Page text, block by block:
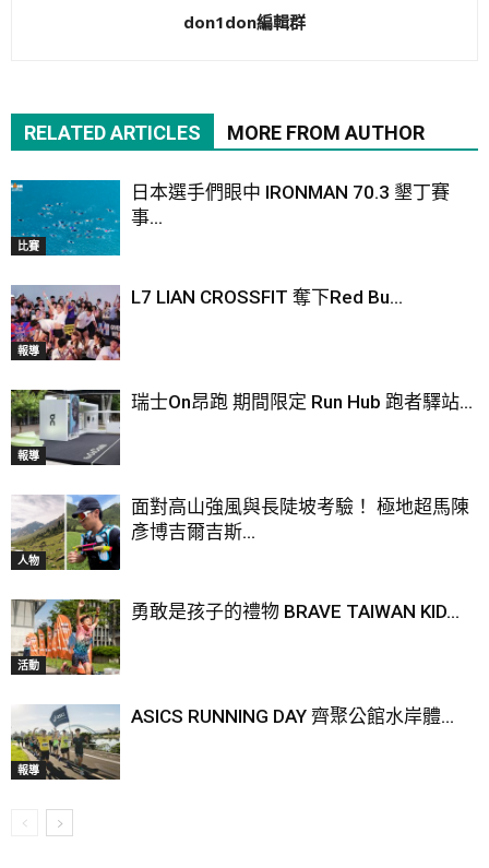
don1don編輯群
RELATED ARTICLES MORE FROM AUTHOR
比賽
日本選手們眼中 IRONMAN 70.3 墾丁賽
事...
報導
L7 LIAN CROSSFIT 奪下Red Bu...
報導
瑞士On昂跑 期間限定 Run Hub 跑者驛站...
人物
面對高山強風與長陡坡考驗！ 極地超馬陳
彥博吉爾吉斯...
活動
勇敢是孩子的禮物 BRAVE TAIWAN KID...
報導
ASICS RUNNING DAY 齊聚公館水岸體...